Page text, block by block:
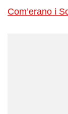
Com’erano i